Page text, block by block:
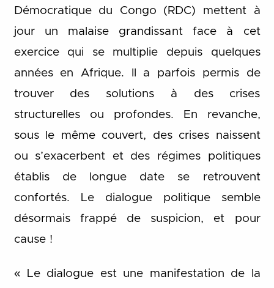
Démocratique du Congo (RDC) mettent à
jour un malaise grandissant face à cet
exercice qui se multiplie depuis quelques
années en Afrique. Il a parfois permis de
trouver des solutions à des crises
structurelles ou profondes. En revanche,
sous le même couvert, des crises naissent
ou s’exacerbent et des régimes politiques
établis de longue date se retrouvent
confortés. Le dialogue politique semble
désormais frappé de suspicion, et pour
cause !
« Le dialogue est une manifestation de la